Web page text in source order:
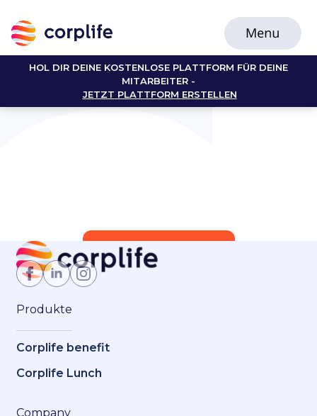
HOL DIR DEINE KOSTENLOSE PLATTFORM FÜR DEINE
MITARBEITER -
JETZT PLATTFORM ERSTELLEN
Jetzt Mitglied werden
Produkte
Corplife benefit
Corplife Lunch
Company